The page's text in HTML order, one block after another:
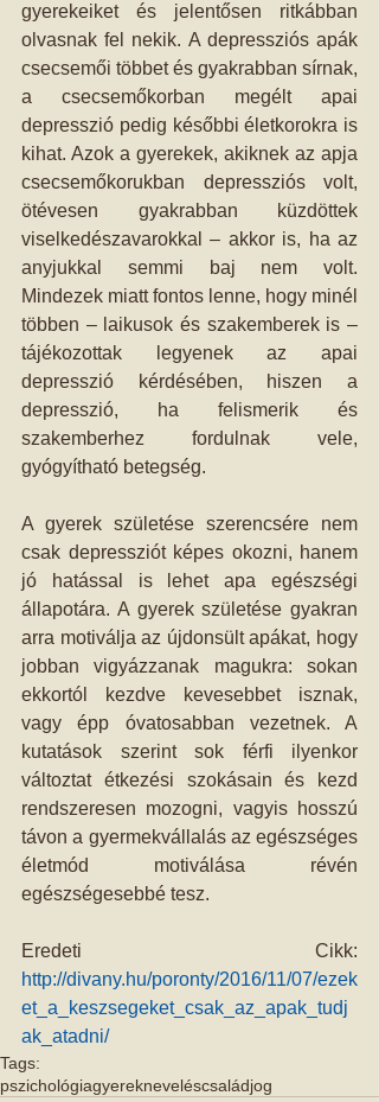
gyerekeiket és jelentősen ritkábban
olvasnak fel nekik. A depressziós apák
csecsemői többet és gyakrabban sírnak,
a csecsemőkorban megélt apai
depresszió pedig későbbi életkorokra is
kihat. Azok a gyerekek, akiknek az apja
csecsemőkorukban depressziós volt,
ötévesen gyakrabban küzdöttek
viselkedészavarokkal – akkor is, ha az
anyjukkal semmi baj nem volt.
Mindezek miatt fontos lenne, hogy minél
többen – laikusok és szakemberek is –
tájékozottak legyenek az apai
depresszió kérdésében, hiszen a
depresszió, ha felismerik és
szakemberhez fordulnak vele,
gyógyítható betegség.
A gyerek születése szerencsére nem
csak depressziót képes okozni, hanem
jó hatással is lehet apa egészségi
állapotára. A gyerek születése gyakran
arra motiválja az újdonsült apákat, hogy
jobban vigyázzanak magukra: sokan
ekkortól kezdve kevesebbet isznak,
vagy épp óvatosabban vezetnek. A
kutatások szerint sok férfi ilyenkor
változtat étkezési szokásain és kezd
rendszeresen mozogni, vagyis hosszú
távon a gyermekvállalás az egészséges
életmód motiválása révén
egészségesebbé tesz.
http://divany.hu/poronty/2016/11/07/ezek
et_a_keszsegeket_csak_az_apak_tudj
ak_atadni/
Tags:
pszichológiagyerekneveléscsaládjog